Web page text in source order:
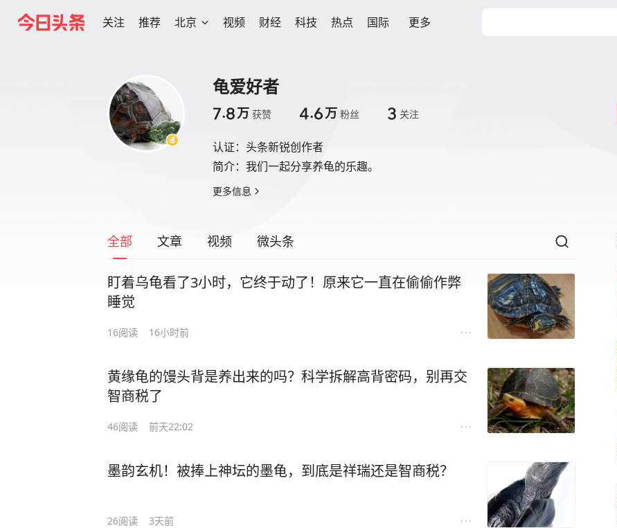
关注 推荐 北京 视频 财经 科技 热点 国际 更多
龟爱好者
7.8万 获赞 4.6万 粉丝 3 关注
认证： 头条新锐创作者
简介： 我们一起分享养龟的乐趣。
更多信息
全部 文章 视频 微头条
盯着乌龟看了3小时，它终于动了！原来它一直在偷偷作弊
睡觉
16阅读 16小时前
黄缘龟的馒头背是养出来的吗？科学拆解高背密码，别再交
智商税了
46阅读 前天22:02
墨韵玄机！被捧上神坛的墨龟，到底是祥瑞还是智商税？
26阅读 3天前